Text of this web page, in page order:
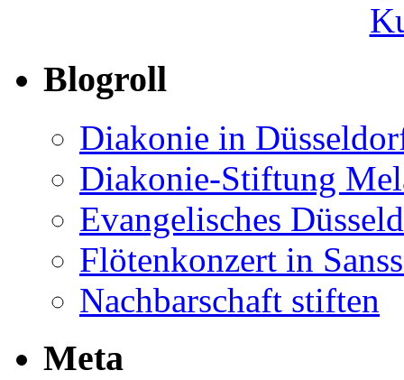
Blogroll
Diakonie in
Diakonie-Stiftung
Evangelisches
Flötenkonzert in
Nachbarschaft stiften
Meta